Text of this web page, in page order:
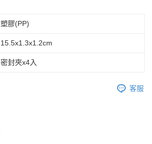
塑膠(PP)
15.5x1.3x1.2cm
密封夾x4入
客服